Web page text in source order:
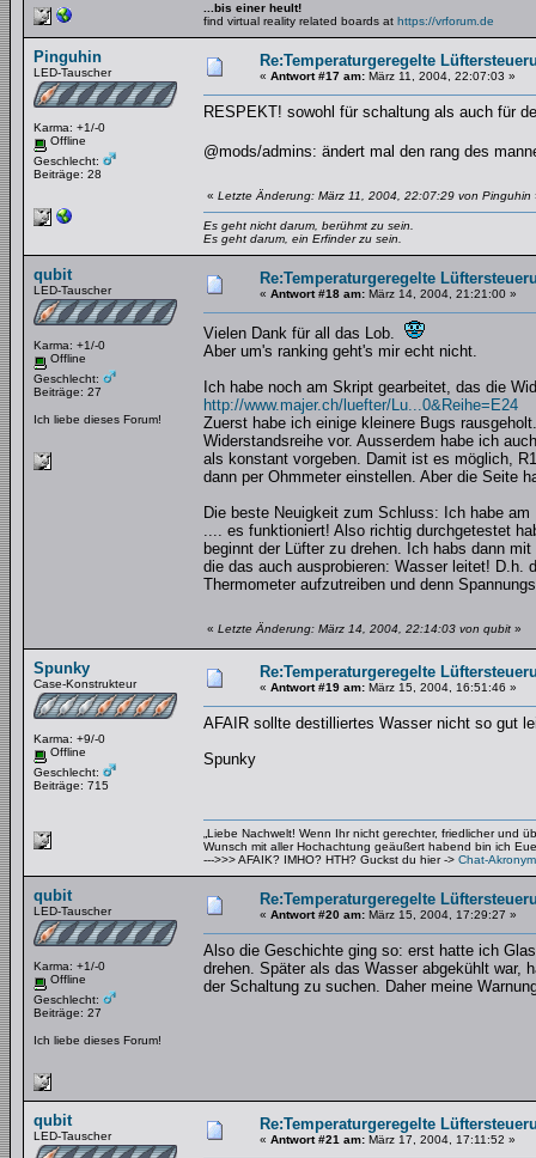
...bis einer heult!
find virtual reality related boards at https://vrforum.de
Pinguhin
LED-Tauscher
Karma: +1/-0
Offline
Geschlecht:
Beiträge: 28
Re:Temperaturgeregelte
« Antwort #17 am: März 11, 2004, 22:07:03 »
RESPEKT! sowohl für schaltung als auch für
@mods/admins: ändert mal den rang des
« Letzte Änderung: März 11, 2004, 22:07:29 von Pinguhin
Es geht nicht darum, berühmt zu sein.
Es geht darum, ein Erfinder zu sein.
qubit
LED-Tauscher
Karma: +1/-0
Offline
Geschlecht:
Beiträge: 27
Ich liebe dieses Forum!
Re:Temperaturgeregelte
« Antwort #18 am: März 14, 2004, 21:21:00 »
Vielen Dank für all das Lob.
Aber um's ranking geht's mir echt nicht.
Ich habe noch am Skript gearbeitet, das die
http://www.majer.ch/luefter/Lu...0&Reihe=E24
Zuerst habe ich einige kleinere Bugs
Widerstandsreihe vor. Ausserdem habe ich
als konstant vorgeben. Damit ist es möglich,
dann per Ohmmeter einstellen. Aber die Seite
Die beste Neuigkeit zum Schluss: Ich habe
.... es funktioniert! Also richtig durchgetestet
beginnt der Lüfter zu drehen. Ich habs dann
die das auch ausprobieren: Wasser leitet! D.h.
Thermometer aufzutreiben und denn
« Letzte Änderung: März 14, 2004, 22:14:03 von qubit »
Spunky
Case-Konstrukteur
Karma: +9/-0
Offline
Geschlecht:
Beiträge: 715
Re:Temperaturgeregelte
« Antwort #19 am: März 15, 2004, 16:51:46 »
AFAIR sollte destilliertes Wasser nicht so gut
Spunky
„Liebe Nachwelt! Wenn Ihr nicht gerechter, friedlicher und
Wunsch mit aller Hochachtung geäußert habend bin ich
--->>> AFAIK? IMHO? HTH? Guckst du hier -> Chat-
qubit
LED-Tauscher
Karma: +1/-0
Offline
Geschlecht:
Beiträge: 27
Ich liebe dieses Forum!
Re:Temperaturgeregelte
« Antwort #20 am: März 15, 2004, 17:29:27 »
Also die Geschichte ging so: erst hatte ich
drehen. Später als das Wasser abgekühlt war,
der Schaltung zu suchen. Daher meine
qubit
LED-Tauscher
Re:Temperaturgeregelte
« Antwort #21 am: März 17, 2004, 17:11:52 »